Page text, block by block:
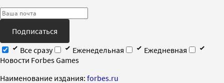
Подписаться
Все сразу
Еженедельная
Ежедневная
Новости Forbes Games
Наименование издания: forbes.ru